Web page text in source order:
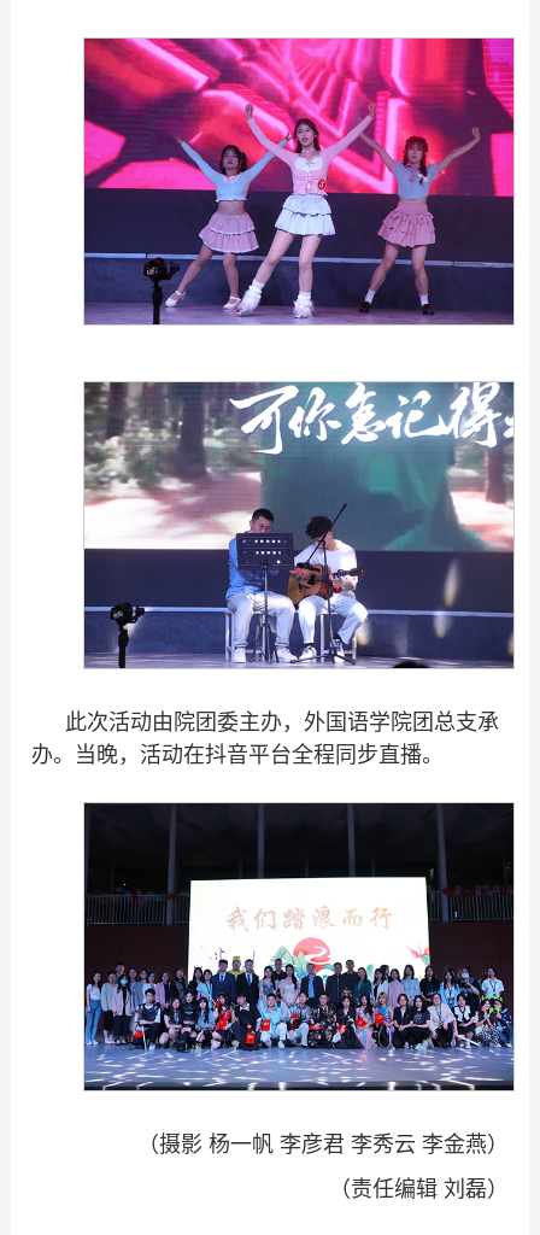
此次活动由院团委主办，外国语学院团总支承
办。当晚，活动在抖音平台全程同步直播。
（摄影 杨一帆 李彦君 李秀云 李金燕）
（责任编辑 刘磊）